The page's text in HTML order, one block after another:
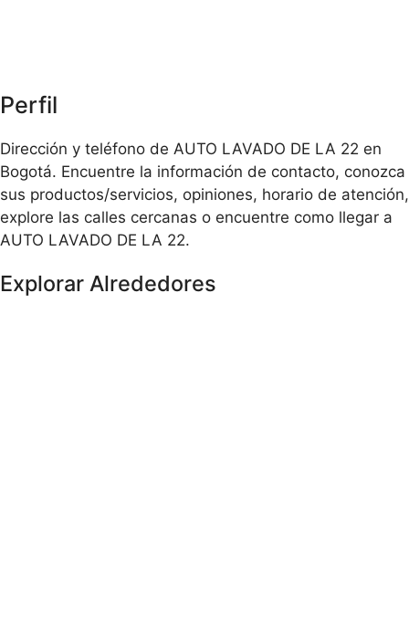
Perfil
Dirección y teléfono de AUTO LAVADO DE LA 22 en
Bogotá. Encuentre la información de contacto, conozca
sus productos/servicios, opiniones, horario de atención,
explore las calles cercanas o encuentre como llegar a
AUTO LAVADO DE LA 22.
Explorar Alrededores